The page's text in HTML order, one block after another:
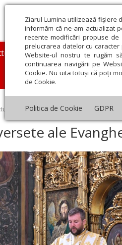
Ziarul Lumina utilizează fişiere
informăm că ne-am actualizat
recente modificări propuse de
prelucrarea datelor cu
Website-ul nostru te rugăm
continuarea navigării pe
Cookie. Nu uita totuși că poți
de Cookie.
Politica de Cookie GDPR
religioasă
Mesaje și cuvântări An
Teologie
religioasă › Documentar ›
ale
Decembrie Ianuarie